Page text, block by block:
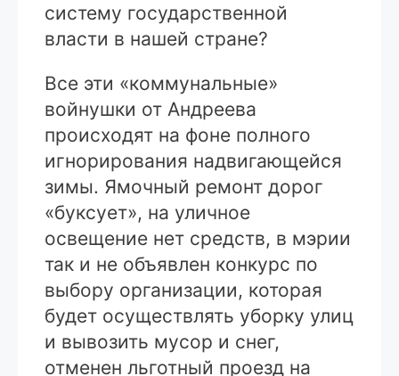
систему государственной
власти в нашей стране?
Все эти «коммунальные»
войнушки от Андреева
происходят на фоне полного
игнорирования надвигающейся
зимы. Ямочный ремонт дорог
«буксует», на уличное
освещение нет средств, в мэрии
так и не объявлен конкурс по
выбору организации, которая
будет осуществлять уборку улиц
и вывозить мусор и снег,
отменен льготный проезд на